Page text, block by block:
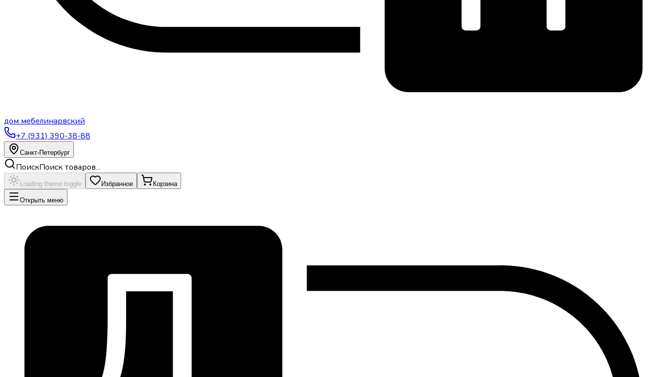
дом мебелинарвский
+7 (931) 390-38-88
Санкт-Петербург
ПоискПоиск товаров...
Loading theme toggle Избранное Корзина
Открыть меню